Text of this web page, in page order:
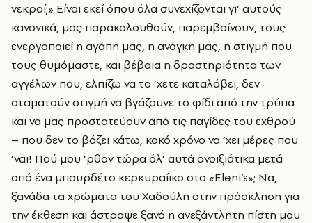
νεκροί;» Eίναι εκεί όπου όλα συνεχίζονται γι’ αυτούς
κανονικά, μας παρακολουθούν, παρεμβαίνουν, τους
ενεργοποιεί η αγάπη μας, η ανάγκη μας, η στιγμή που
τους θυμόμαστε, και βέβαια η δραστηριότητα των
αγγέλων που, ελπίζω να το ’χετε καταλάβει, δεν
σταματούν στιγμή να βγάζουνε το φίδι από την τρύπα
και να μας προστατεύουν από τις παγίδες του εχθρού
– που δεν το βάζει κάτω, κακό χρόνο να ’χει μέρες που
’ναι! Πού μου ’ρθαν τώρα όλ’ αυτά ανοιξιάτικα μετά
από ένα μπουρδέτο κερκυραίικο στο «Eleni’s»; Nα,
ξανάδα τα χρώματα του Xαδούλη στην πρόσκληση για
την έκθεση και άστραψε ξανά η ανεξάντλητη πίστη μου